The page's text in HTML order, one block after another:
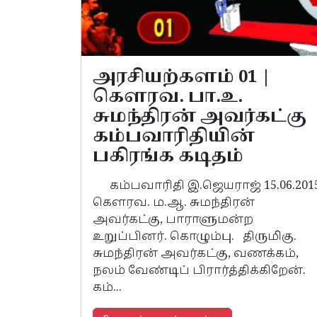
அரசியற்களம் 01 |
கௌரவ. பா.உ.
சுமந்திரன் அவர்கட்கு
கம்பவாரிதியின்
பகிரங்க கடிதம்
கம்பவாரிதி இ.ஜெயராஜ்
கௌரவ. ம.ஆ. சுமந்திரன்
அவர்கட்கு, பாராளுமன்ற
உறுப்பினர். கொழும்பு. திருமிகு.
சுமந்திரன் அவர்கட்கு, வணக்கம்,
நலம் வேண்டிப் பிரார்த்திக்கிறேன்.
கம்...